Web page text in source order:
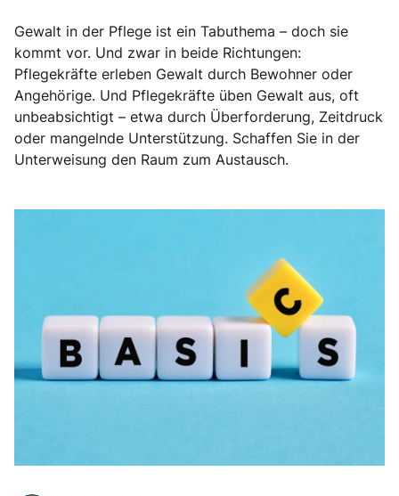
Gewalt in der Pflege ist ein Tabuthema – doch sie
kommt vor. Und zwar in beide Richtungen:
Pflegekräfte erleben Gewalt durch Bewohner oder
Angehörige. Und Pflegekräfte üben Gewalt aus, oft
unbeabsichtigt – etwa durch Überforderung, Zeitdruck
oder mangelnde Unterstützung. Schaffen Sie in der
Unterweisung den Raum zum Austausch.